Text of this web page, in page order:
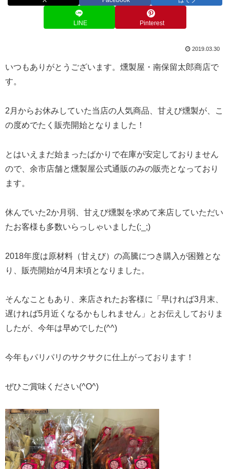
LINE Pinterest
2019.03.30
いつもありがとうございます。燻製屋・南保留太郎商店で
す。
2月からお休みしていた当店の人気商品、甘えび燻製が、こ
の度めでたく販売開始となりました！
とはいえまだ始まったばかりで在庫が安定しておりません
ので、余市店舗と燻製屋公式通販のみの販売となっており
ます。
休んでいた2か月弱、甘えび燻製を求めて来店していただい
たお客様も多数いらっしゃいました(:_;)
2018年度は原材料（甘えび）の高騰につき購入が困難とな
り、販売開始が4月末頃となりました。
そんなこともあり、来店されたお客様に「早ければ3月末、
遅ければ5月近くなるかもしれません」とお伝えしておりま
したが、今年は早めでした(^^)
今年もパリパリのサクサクに仕上がっております！
ぜひご賞味ください(^O^)